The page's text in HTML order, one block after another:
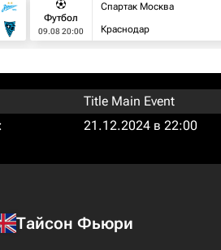
Футбол
09.08 20:00
Спартак Москва
Краснодар
Title Main Event
21.12.2024 в 22:00
Тайсон Фьюри